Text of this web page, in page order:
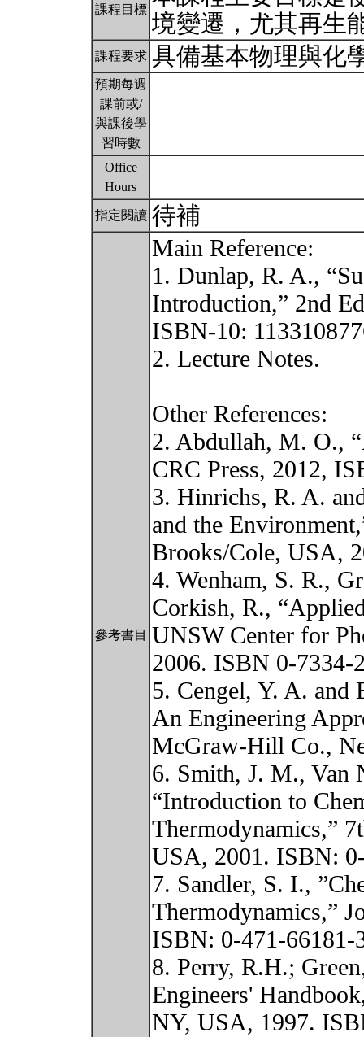
課程目標
境變遷，尤其再生
課程要求 具備基本物理與化
預期每週
課前或/
與課後學
習時數
Office
Hours
指定閱讀 待補
參考書目
Main Reference:
1. Dunlap, R. A.,
Introduction,” 2nd
ISBN-10:
2. Lecture Notes.
Other References:
2. Abdullah, M. O.,
CRC Press, 2012,
3. Hinrichs, R. A.
and the
Brooks/Cole, USA,
4. Wenham, S. R.,
Corkish, R.,
UNSW Center for
2006. ISBN 0-7334-
5. Cengel, Y. A. and
An Engineering
McGraw-Hill Co.,
6. Smith, J. M., Van
“Introduction to
Thermodynamics,”
USA, 2001. ISBN:
7. Sandler, S. I.,
Thermodynamics,”
ISBN: 0-471-66181-
8. Perry, R.H.;
Engineers'
NY, USA, 1997.